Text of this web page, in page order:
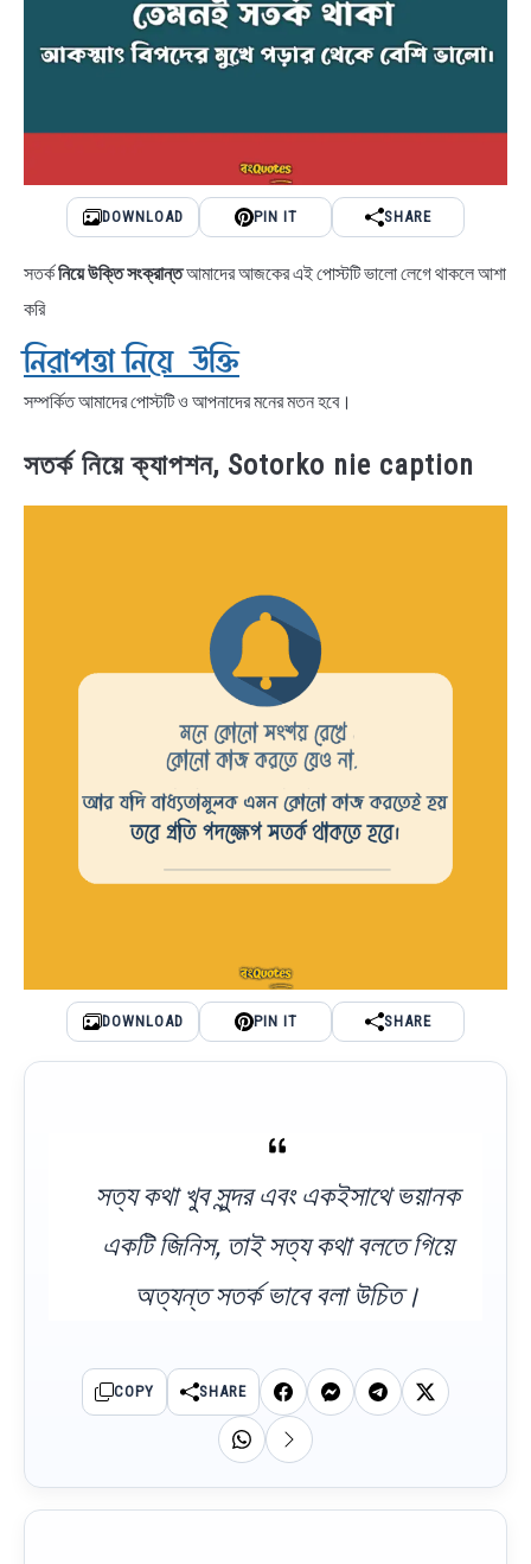
DOWNLOAD PIN IT SHARE
সতর্কনিয়ে উক্তি সংক্রান্তআমাদের আজকের এই পোস্টটি ভালো লেগে থাকলে আশা
করি
নিরাপত্তা নিয়ে উক্তি
সম্পর্কিত আমাদের পোস্টটি ও আপনাদের মনের মতন হবে।
সতর্ক নিয়ে ক্যাপশন, Sotorko nie caption
DOWNLOAD PIN IT SHARE
সত্য কথা খুব সুন্দর এবং একইসাথে ভয়ানক
একটি জিনিস, তাই সত্য কথা বলতে গিয়ে
অত্যন্ত সতর্ক ভাবে বলা উচিত।
COPY SHARE